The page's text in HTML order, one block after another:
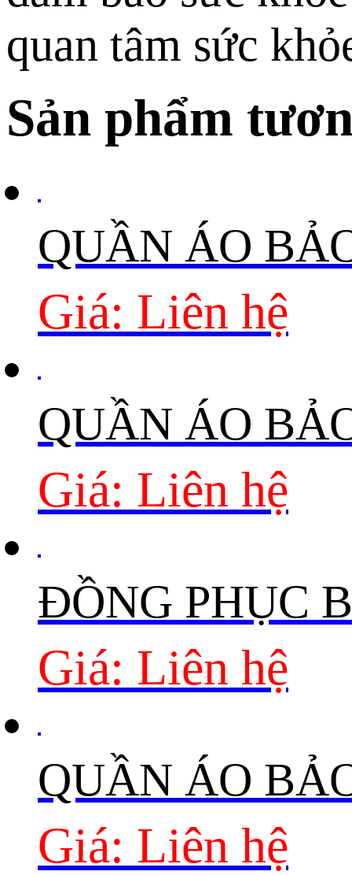
quan tâm sức
Sản phẩm
QUẦN ÁO
Giá: Liên hệ
QUẦN ÁO
Giá: Liên hệ
ĐỒNG PHỤC
Giá: Liên hệ
QUẦN ÁO
Giá: Liên hệ